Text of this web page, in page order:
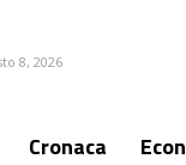
8, 2026
Cronaca